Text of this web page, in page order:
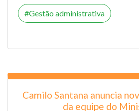
Gestão administrativa
Camilo Santana anuncia
da equipe do